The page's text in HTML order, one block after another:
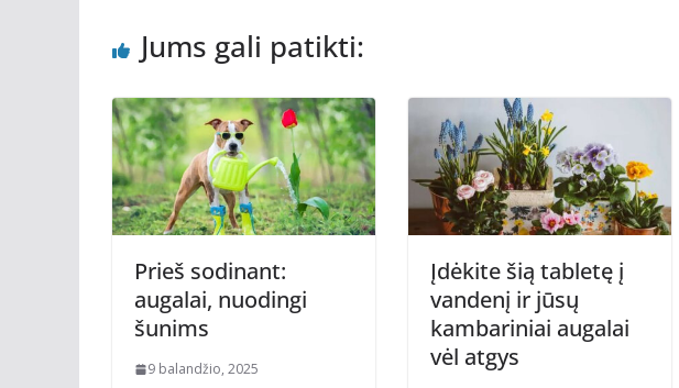
Jums gali patikti:
Prieš sodinant:
augalai, nuodingi
šunims
9 balandžio, 2025
Įdėkite šią tabletę į
vandenį ir jūsų
kambariniai augalai
vėl atgys